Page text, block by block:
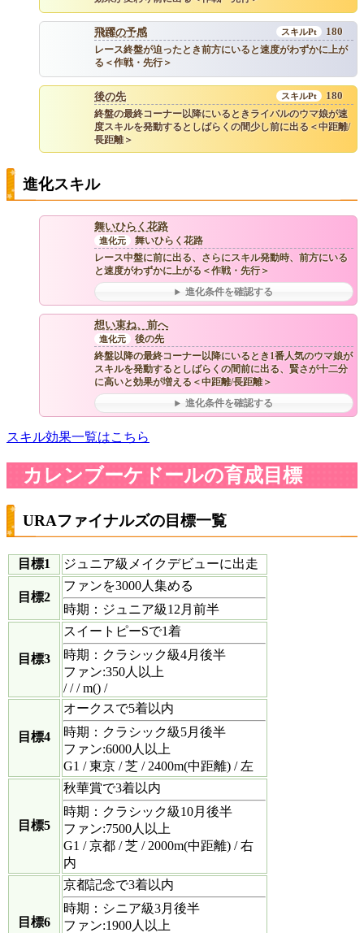
飛躍の予感 180
レース終盤が迫ったとき前方にいると速度がわずかに上が
る＜作戦・先行＞
後の先 180
終盤の最終コーナー以降にいるときライバルのウマ娘が速
度スキルを発動するとしばらくの間少し前に出る＜中距離/
長距離＞
進化スキル
舞いひらく花路
舞いひらく花路
レース中盤に前に出る、さらにスキル発動時、前方にいる
と速度がわずかに上がる＜作戦・先行＞
進化条件を確認する
想い束ね、前へ
後の先
終盤以降の最終コーナー以降にいるとき1番人気のウマ娘が
スキルを発動するとしばらくの間前に出る、賢さが十二分
に高いと効果が増える＜中距離/長距離＞
進化条件を確認する
スキル効果一覧はこちら
カレンブーケドールの育成目標
URAファイナルズの目標一覧
目標1 ジュニア級メイクデビューに出走
目標2
ファンを3000人集める
時期：ジュニア級12月前半
目標3
スイートピーSで1着
時期：クラシック級4月後半
ファン:350人以上
/ / / m() /
目標4
オークスで5着以内
時期：クラシック級5月後半
ファン:6000人以上
G1 / 東京 / 芝 / 2400m(中距離) / 左
目標5
秋華賞で3着以内
時期：クラシック級10月後半
ファン:7500人以上
G1 / 京都 / 芝 / 2000m(中距離) / 右
内
目標6
京都記念で3着以内
時期：シニア級3月後半
ファン:1900人以上